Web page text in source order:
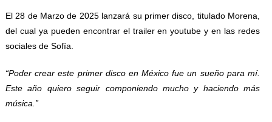
El 28 de Marzo de 2025 lanzará su primer disco, titulado Morena,
del cual ya pueden encontrar el trailer en youtube y en las redes
sociales de Sofía.
“Poder crear este primer disco en México fue un sueño para mí.
Este año quiero seguir componiendo mucho y haciendo más
música.”